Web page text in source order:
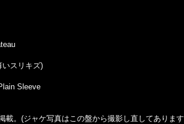
いスリキズ)
Sleeve
載。 (ジャケ写真はこの盤から撮影し直してありま